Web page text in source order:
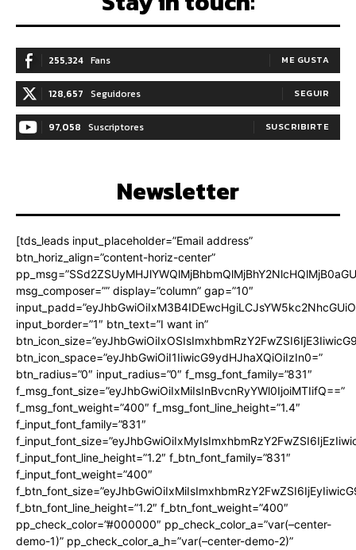
255,324 Fans ME GUSTA
128,657 Seguidores SEGUIR
97,058 Suscriptores SUSCRIBIRTE
Newsletter
[tds_leads input_placeholder=”Email address”
btn_horiz_align=”content-horiz-center”
msg_composer=”” display=”column” gap=”10″
input_border=”1″ btn_text=”I want in”
btn_icon_space=”eyJhbGwiOiI1IiwicG9ydHJhaXQiOiIzIn0=”
btn_radius=”0″ input_radius=”0″ f_msg_font_family=”831″
f_msg_font_size=”eyJhbGwiOiIxMiIsInBvcnRyYWl0IjoiMTIifQ==”
f_msg_font_weight=”400″ f_msg_font_line_height=”1.4″
f_input_font_family=”831″
f_input_font_line_height=”1.2″ f_btn_font_family=”831″
f_input_font_weight=”400″
f_btn_font_line_height=”1.2″ f_btn_font_weight=”400″
pp_check_color=”#000000″ pp_check_color_a=”var(–center-
demo-1)” pp_check_color_a_h=”var(–center-demo-2)”